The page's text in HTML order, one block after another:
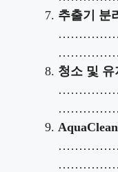
추출기 분
청소 및 유